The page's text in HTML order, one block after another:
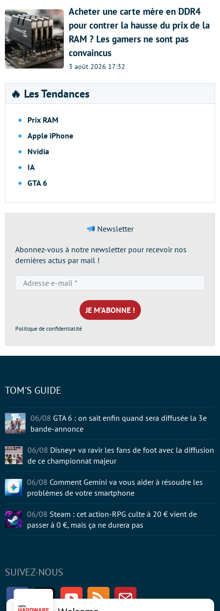
Acheter une carte mère en DDR4
pour contrer la hausse du prix de la
RAM ? Les gamers ne sont pas
convaincus
3 août 2026 17:32
🔥 Les Tendances
Prix RAM
Apple iPhone
Nvidia
IA
GTA 6
Newsletter
Abonnez-vous à notre newsletter pour recevoir nos
dernières actus par mail !
e-
mail
*
Politique de confidentialité
SUIVEZ-NOUS
FacebookTwitter Youtube RSS Newsletter
TOM'S GUIDE
06/08 GTA 6 : on sait enfin quand sera diffusée la 3e
bande-annonce
06/08 Disney+ va ravir les fans de foot avec la diffusion
de ce championnat majeur
06/08 Comment Gemini va vous aider à résoudre les
problèmes de votre smartphone
06/08 Steam : cet action-RPG culte à 20 € vient de
passer à 0 €, mais ça ne durera pas